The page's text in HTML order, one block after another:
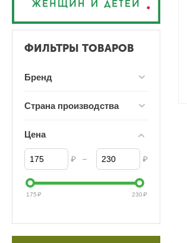
ФИЛЬТРЫ ТОВАРОВ
Бренд
Страна производства
Цена
₽ – ₽
175₽ 230₽